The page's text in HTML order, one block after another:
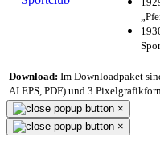
Download: Im Downloadpaket
AI EPS, PDF) und 3
×
×